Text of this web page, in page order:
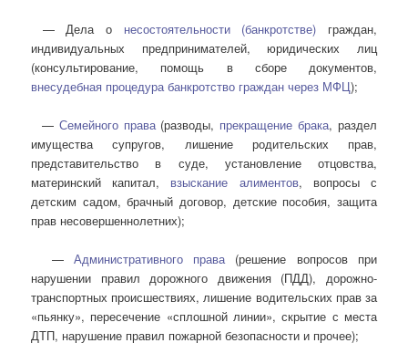
— Дела о несостоятельности (банкротстве) граждан,
индивидуальных предпринимателей, юридических лиц
(консультирование, помощь в сборе документов,
внесудебная процедура банкротство граждан через МФЦ);
— Семейного права(разводы, прекращение брака, раздел
имущества супругов, лишение родительских прав,
представительство в суде, установление отцовства,
материнский капитал, взыскание алиментов, вопросы с
детским садом, брачный договор, детские пособия, защита
прав несовершеннолетних);
— Административного права (решение вопросов при
нарушении правил дорожного движения (ПДД), дорожно-
транспортных происшествиях, лишение водительских прав за
«пьянку», пересечение «сплошной линии», скрытие с места
ДТП, нарушение правил пожарной безопасности и прочее);